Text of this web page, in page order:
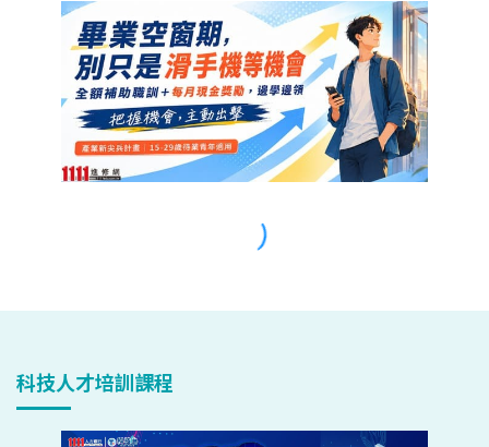
科技人才培訓課程